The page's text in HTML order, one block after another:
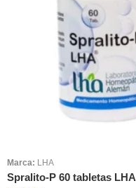
Marca: LHA
Spralito-P 60 tabletas LHA